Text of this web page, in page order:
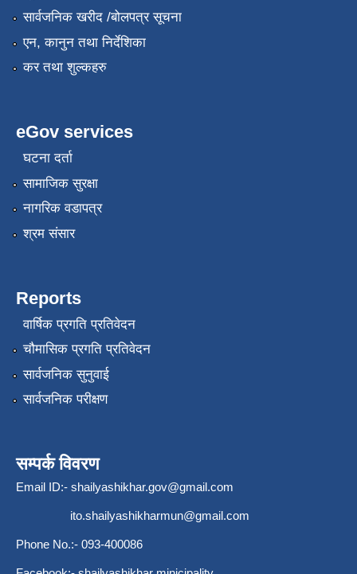
सार्वजनिक खरीद /बोलपत्र सूचना
एन, कानुन तथा निर्देशिका
कर तथा शुल्कहरु
eGov services
घटना दर्ता
सामाजिक सुरक्षा
नागरिक वडापत्र
श्रम संसार
Reports
वार्षिक प्रगति प्रतिवेदन
चौमासिक प्रगति प्रतिवेदन
सार्वजनिक सुनुवाई
सार्वजनिक परीक्षण
सम्पर्क विवरण
Email ID:- shailyashikhar.gov@gmail.com
ito.shailyashikharmun@gmail.com
Phone No.:- 093-400086